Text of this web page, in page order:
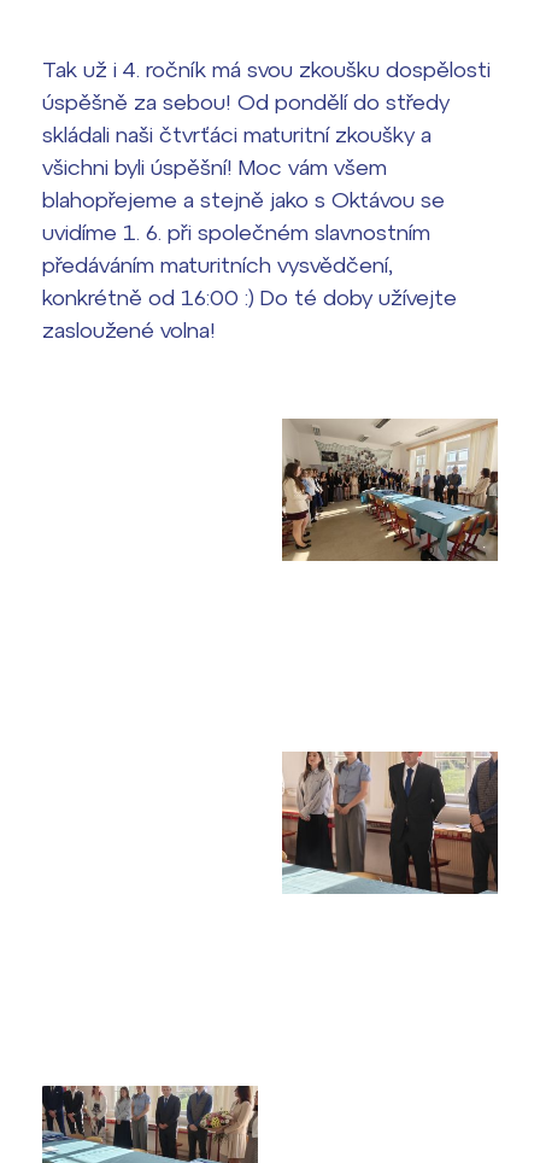
Maturitní zkoušky
Europass
FOCUSing
Zahraniční stipendia
Pomoc! Mám problém!
Harmonogram školního roku
Bakaláři
Office 365
Tak už i 4. ročník má svou zkoušku dospělosti
úspěšně za sebou! Od pondělí do středy
skládali naši čtvrťáci maturitní zkoušky a
všichni byli úspěšní! Moc vám všem
blahopřejeme a stejně jako s Oktávou se
uvidíme 1. 6. při společném slavnostním
předáváním maturitních vysvědčení,
konkrétně od 16:00 :) Do té doby užívejte
zasloužené volna!